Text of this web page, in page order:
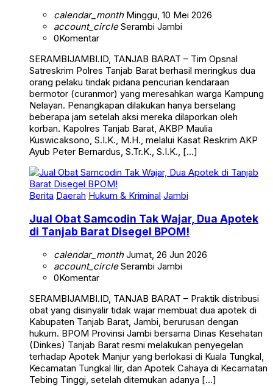
calendar_monthMinggu, 10 Mei 2026
account_circleSerambi Jambi
0Komentar
SERAMBIJAMBI.ID, TANJAB BARAT – Tim Opsnal
Satreskrim Polres Tanjab Barat berhasil meringkus dua
orang pelaku tindak pidana pencurian kendaraan
bermotor (curanmor) yang meresahkan warga Kampung
Nelayan. Penangkapan dilakukan hanya berselang
beberapa jam setelah aksi mereka dilaporkan oleh
korban. Kapolres Tanjab Barat, AKBP Maulia
Kuswicaksono, S.I.K., M.H., melalui Kasat Reskrim AKP
Ayub Peter Bernardus, S.Tr.K., S.I.K., […]
Berita Daerah Hukum & Kriminal Jambi
Jual Obat Samcodin Tak Wajar, Dua Apotek
di Tanjab Barat Disegel BPOM!
calendar_monthJumat, 26 Jun 2026
account_circleSerambi Jambi
0Komentar
SERAMBIJAMBI.ID, TANJAB BARAT – Praktik distribusi
obat yang disinyalir tidak wajar membuat dua apotek di
Kabupaten Tanjab Barat, Jambi, berurusan dengan
hukum. BPOM Provinsi Jambi bersama Dinas Kesehatan
(Dinkes) Tanjab Barat resmi melakukan penyegelan
terhadap Apotek Manjur yang berlokasi di Kuala Tungkal,
Kecamatan Tungkal Ilir, dan Apotek Cahaya di Kecamatan
Tebing Tinggi, setelah ditemukan adanya […]